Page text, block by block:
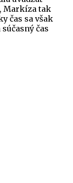
Markíza tak
čas sa však
čas